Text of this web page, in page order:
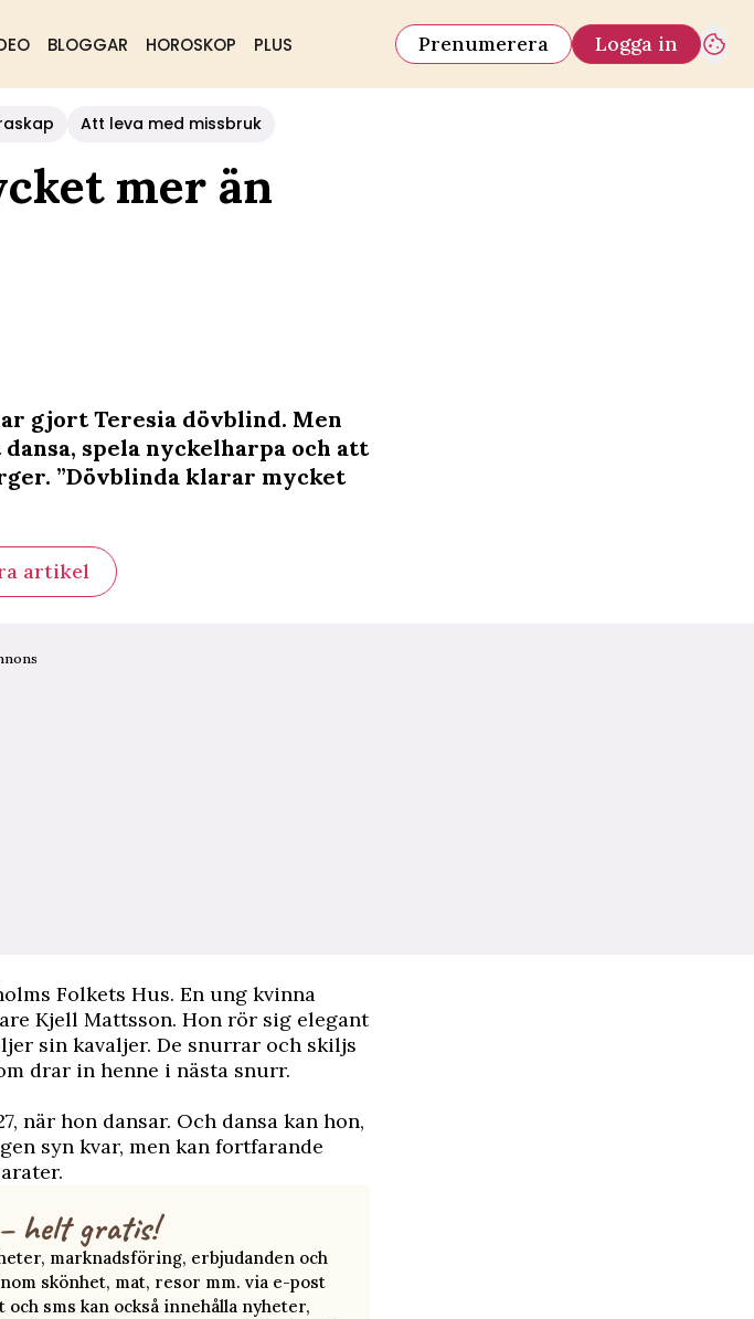
BLOGGAR HOROSKOP PLUS Prenumerera Logga in
Att leva med missbruk
mer än
gjort Teresia dövblind. Men
spela nyckelharpa och att
”Dövblinda klarar mycket
artikel
Folkets Hus. En ung kvinna
Kjell Mattsson. Hon rör sig elegant
sin kavaljer. De snurrar och skiljs
drar in henne i nästa snurr.
när hon dansar. Och dansa kan hon,
syn kvar, men kan fortfarande
helt gratis!
marknadsföring, erbjudanden och
skönhet, mat, resor mm. via e-post
sms kan också innehålla nyheter,